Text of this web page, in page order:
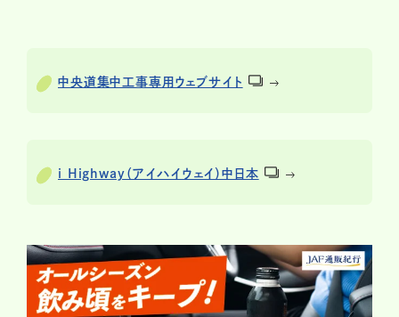
中央道集中工事専用ウェブサイト
i Highway（アイハイウェイ）中日本